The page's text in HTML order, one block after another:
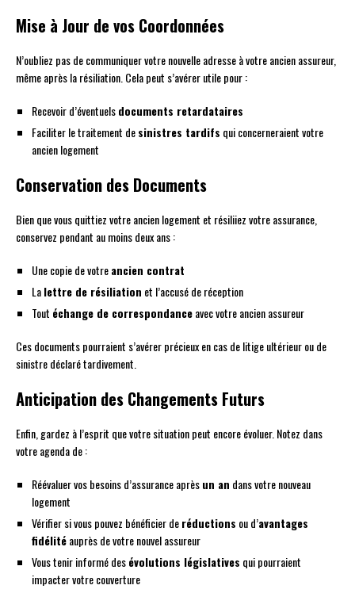
Mise à Jour de vos Coordonnées
N’oubliez pas de communiquer votre nouvelle adresse à votre ancien assureur,
même après la résiliation. Cela peut s’avérer utile pour :
Recevoir d’éventuelsdocuments retardataires
Faciliter le traitement desinistres tardifs qui concerneraient votre
ancien logement
Conservation des Documents
Bien que vous quittiez votre ancien logement et résiliiez votre assurance,
conservez pendant au moins deux ans :
Une copie de votreancien contrat
Lalettre de résiliation et l’accusé de réception
Tout échange de correspondanceavec votre ancien assureur
Ces documents pourraient s’avérer précieux en cas de litige ultérieur ou de
sinistre déclaré tardivement.
Anticipation des Changements Futurs
Enfin, gardez à l’esprit que votre situation peut encore évoluer. Notez dans
votre agenda de :
Réévaluer vos besoins d’assurance aprèsun an dans votre nouveau
logement
Vérifier si vous pouvez bénéficier deréductions ou d’avantages
fidélitéauprès de votre nouvel assureur
Vous tenir informé desévolutions législatives qui pourraient
impacter votre couverture